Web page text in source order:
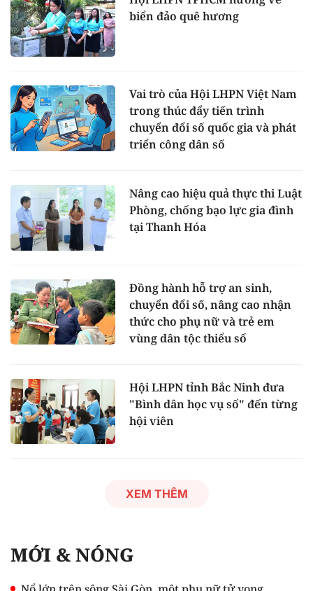
biển đảo quê hương
Vai trò của Hội LHPN Việt Nam
trong thúc đẩy tiến trình
chuyển đổi số quốc gia và phát
triển công dân số
Nâng cao hiệu quả thực thi Luật
Phòng, chống bạo lực gia đình
tại Thanh Hóa
Đồng hành hỗ trợ an sinh,
chuyển đổi số, nâng cao nhận
thức cho phụ nữ và trẻ em
vùng dân tộc thiểu số
Hội LHPN tỉnh Bắc Ninh đưa
"Bình dân học vụ số" đến từng
hội viên
XEM THÊM
MỚI & NÓNG